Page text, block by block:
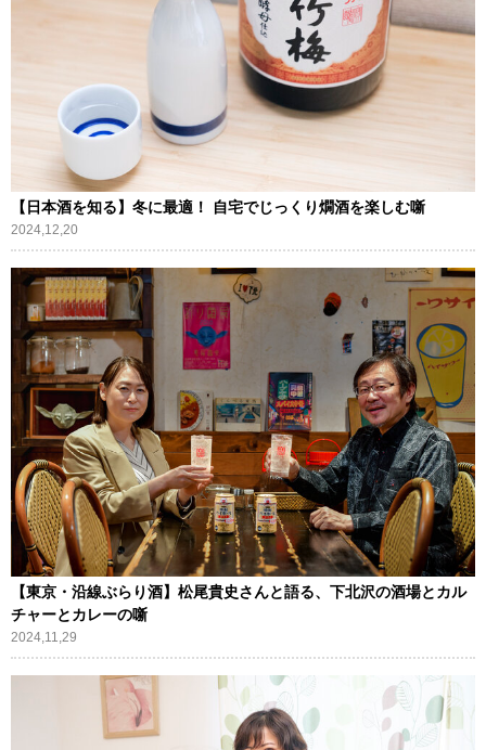
【日本酒を知る】冬に最適！ 自宅でじっくり燗酒を楽しむ噺
2024,12,20
【東京・沿線ぶらり酒】松尾貴史さんと語る、下北沢の酒場とカル
チャーとカレーの噺
2024,11,29